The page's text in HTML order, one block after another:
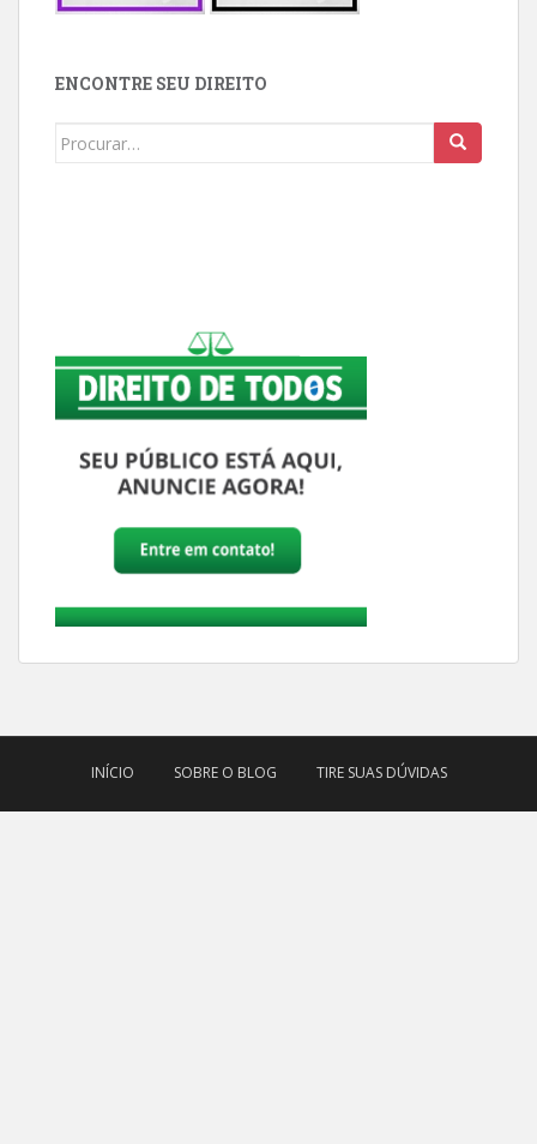
ENCONTRE SEU DIREITO
Buscar:
INÍCIO SOBRE O BLOG TIRE SUAS DÚVIDAS